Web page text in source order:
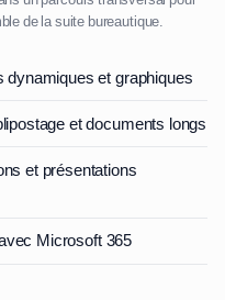
de la suite bureautique.
et graphiques
et documents longs
et présentations
Microsoft 365